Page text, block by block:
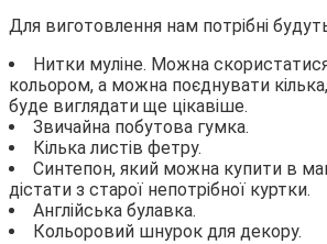
Для виготовлення нам потрібні
Нитки муліне. Можна
кольором, а можна поєднувати
буде виглядати ще цікавіше.
Звичайна побутова гумка.
Кілька листів фетру.
Синтепон, який можна купити в
дістати з старої непотрібної куртки.
Англійська булавка.
Кольоровий шнурок для декору.